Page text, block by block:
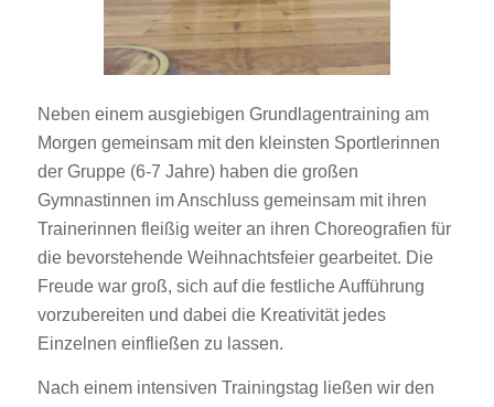
Neben einem ausgiebigen Grundlagentraining am
Morgen gemeinsam mit den kleinsten Sportlerinnen
der Gruppe (6-7 Jahre) haben die großen
Gymnastinnen im Anschluss gemeinsam mit ihren
Trainerinnen fleißig weiter an ihren Choreografien für
die bevorstehende Weihnachtsfeier gearbeitet. Die
Freude war groß, sich auf die festliche Aufführung
vorzubereiten und dabei die Kreativität jedes
Einzelnen einfließen zu lassen.
Nach einem intensiven Trainingstag ließen wir den